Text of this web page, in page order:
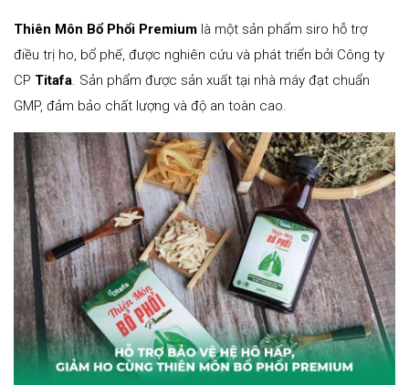
Thiên Môn Bổ Phổi Premium là một sản phẩm siro hỗ trợ
điều trị ho, bổ phế, được nghiên cứu và phát triển bởi Công ty
CP Titafa. Sản phẩm được sản xuất tại nhà máy đạt chuẩn
GMP, đảm bảo chất lượng và độ an toàn cao.